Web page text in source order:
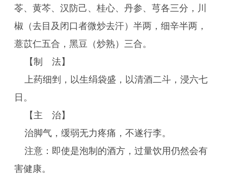
苓、黄芩、汉防己、桂心、丹参、芎各三分，川
椒（去目及闭口者微炒去汗）半两，细辛半两，
薏苡仁五合，黑豆（炒熟）三合。
【制 法】
上药细剉，以生绢袋盛，以清酒二斗，浸六七
日。
【主 治】
治脚气，缓弱无力疼痛，不遂行李。
注意：即使是泡制的酒方，过量饮用仍然会有
害健康。